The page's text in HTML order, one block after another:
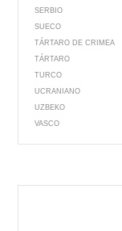
SERBIO
SUECO
TÁRTARO DE CRIMEA
TÁRTARO
TURCO
UCRANIANO
UZBEKO
VASCO